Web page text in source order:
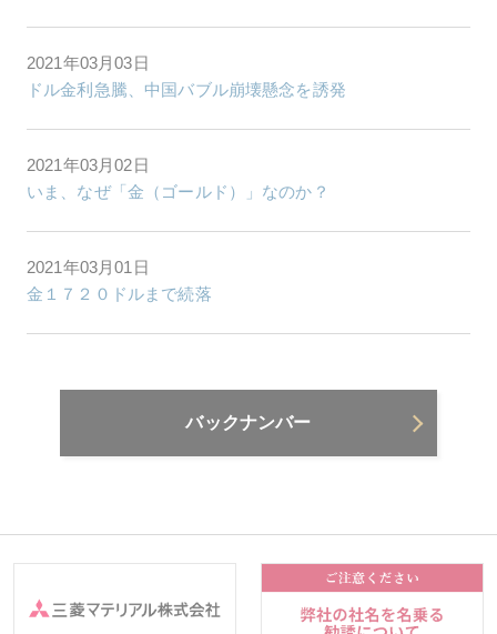
2021年03月03日
ドル金利急騰、中国バブル崩壊懸念を誘発
2021年03月02日
いま、なぜ「金（ゴールド）」なのか？
2021年03月01日
金１７２０ドルまで続落
バックナンバー